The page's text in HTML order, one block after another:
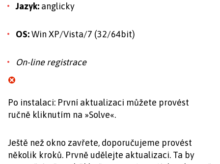
Jazyk: anglicky
OS:Win XP/Vista/7 (32/64bit)
On-line registrace
Po instalaci: První aktualizaci můžete provést
ručně kliknutím na »Solve«.
Ještě než okno zavřete, doporučujeme provést
několik kroků. Prvně udělejte aktualizaci. Ta by